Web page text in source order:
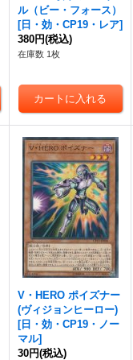
ル（ビー・フォース）
[日・効・CP19・レア]
380円(税込)
在庫数 1枚
V・HERO ポイズナー
(ヴィジョンヒーロー)
[日・効・CP19・ノー
マル]
30円(税込)